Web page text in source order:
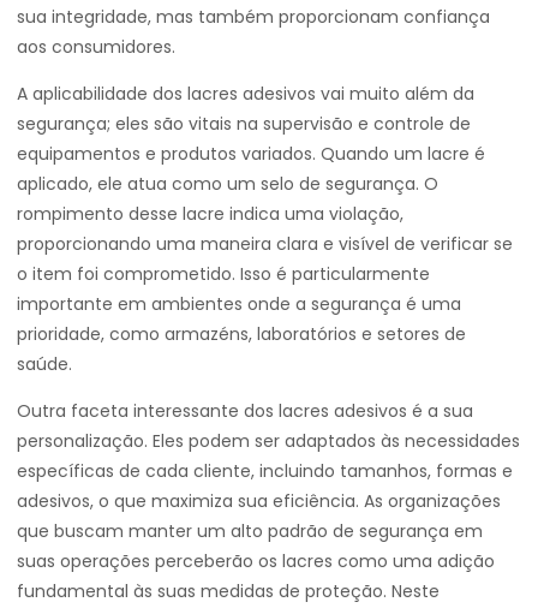
sua integridade, mas também proporcionam confiança
aos consumidores.
A aplicabilidade dos lacres adesivos vai muito além da
segurança; eles são vitais na supervisão e controle de
equipamentos e produtos variados. Quando um lacre é
aplicado, ele atua como um selo de segurança. O
rompimento desse lacre indica uma violação,
proporcionando uma maneira clara e visível de verificar se
o item foi comprometido. Isso é particularmente
importante em ambientes onde a segurança é uma
prioridade, como armazéns, laboratórios e setores de
saúde.
Outra faceta interessante dos lacres adesivos é a sua
personalização. Eles podem ser adaptados às necessidades
específicas de cada cliente, incluindo tamanhos, formas e
adesivos, o que maximiza sua eficiência. As organizações
que buscam manter um alto padrão de segurança em
suas operações perceberão os lacres como uma adição
fundamental às suas medidas de proteção. Neste